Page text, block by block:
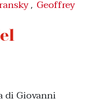
, Geoffrey
di Giovanni